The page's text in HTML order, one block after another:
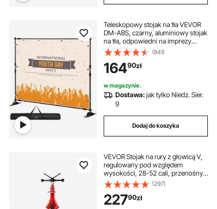
Teleskopowy stojak na tła VEVOR
DM-ABS, czarny, aluminiowy stojak
na tła, odpowiedni na imprezy
świąteczne, wieczorne przyjęcia,
reklamę
(841)
16490zł
w magazynie.
Dostawa:jak tylko Niedz. Sier.
9
Dodaj do koszyka
VEVOR Stojak na rury z głowicą V,
regulowany pod względem
wysokości, 28-52 cali, przenośny,
składany stojak na rury z głowicą V-
Fold-A-Jacks
(297)
22790zł